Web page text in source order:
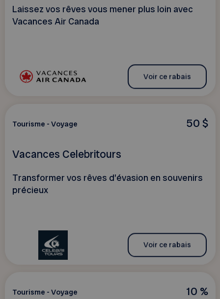
Laissez vos rêves vous mener plus loin avec
Vacances Air Canada
Voir ce rabais
50 $
Tourisme - Voyage
Vacances Celebritours
Transformer vos rêves d’évasion en souvenirs
précieux
Voir ce rabais
10 %
Tourisme - Voyage